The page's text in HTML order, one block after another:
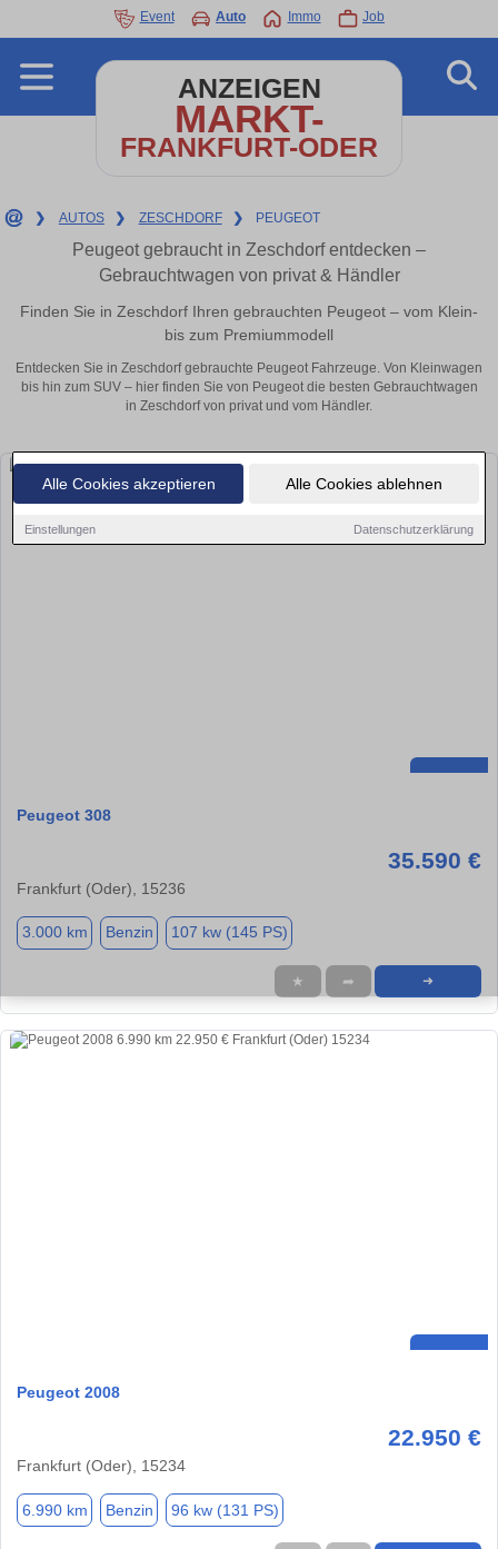
Alle Cookies akzeptieren Alle Cookies ablehnen
Einstellungen Datenschutzerklärung
Event Auto Immo Job
ANZEIGEN
MARKT-
FRANKFURT-ODER
❯ AUTOS ❯ ZESCHDORF ❯ PEUGEOT
Peugeot gebraucht in Zeschdorf entdecken –
Gebrauchtwagen von privat & Händler
Finden Sie in Zeschdorf Ihren gebrauchten Peugeot – vom Klein-
bis zum Premiummodell
Entdecken Sie in Zeschdorf gebrauchte Peugeot Fahrzeuge. Von Kleinwagen
bis hin zum SUV – hier finden Sie von Peugeot die besten Gebrauchtwagen
in Zeschdorf von privat und vom Händler.
Peugeot 308
35.590 €
Frankfurt (Oder), 15236
3.000 km Benzin 107 kw (145 PS)
★ ➦ ➜
Peugeot 2008
22.950 €
Frankfurt (Oder), 15234
6.990 km Benzin 96 kw (131 PS)